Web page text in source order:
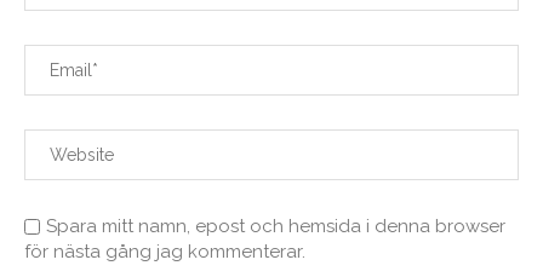
Spara mitt namn, epost och hemsida i denna browser
för nästa gång jag kommenterar.